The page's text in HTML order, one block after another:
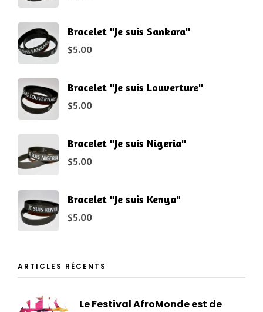
Bracelet "Je suis Sankara"
$5.00
Bracelet "Je suis Louverture"
$5.00
Bracelet "Je suis Nigeria"
$5.00
Bracelet "Je suis Kenya"
$5.00
ARTICLES RÉCENTS
Le Festival AfroMonde est de